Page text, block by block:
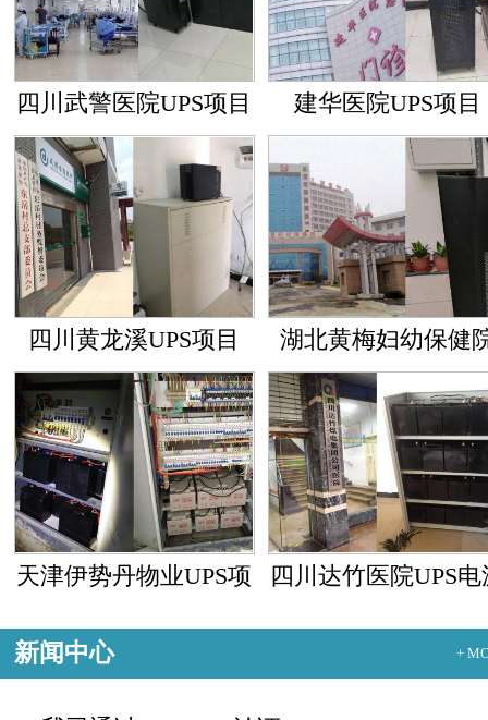
四川武警医院UPS项目 建华医院UPS项目
四川黄龙溪UPS项目
湖北黄梅妇幼保健
UPS项目
天津伊势丹物业UPS项
四川达竹医院UPS电
新闻中心
+